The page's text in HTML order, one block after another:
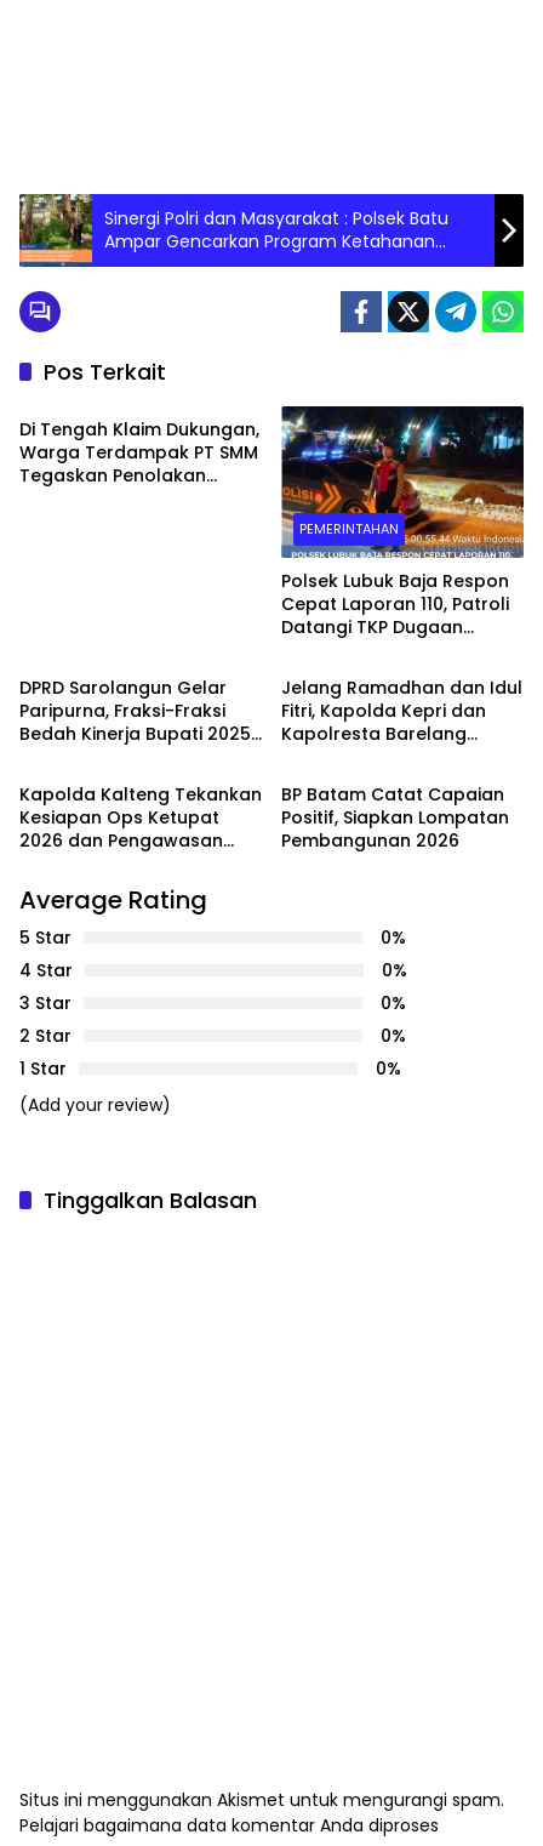
Sinergi Polri dan Masyarakat : Polsek Batu
Ampar Gencarkan Program Ketahanan
Pangan
Pos Terkait
PEMERINTAHAN
Di Tengah Klaim Dukungan,
Warga Terdampak PT SMM
Tegaskan Penolakan
PEMERINTAHAN
Polsek Lubuk Baja Respon
Cepat Laporan 110, Patroli
Datangi TKP Dugaan
DPRD Sarolangun Gelar
Paripurna, Fraksi-Fraksi
Bedah Kinerja Bupati 2025
PEMERINTAHAN
Jelang Ramadhan dan Idul
Fitri, Kapolda Kepri dan
Kapolresta Barelang
PEMERINTAHAN
Kapolda Kalteng Tekankan
Kesiapan Ops Ketupat
2026 dan Pengawasan
PEMERINTAHAN
BP Batam Catat Capaian
Positif, Siapkan Lompatan
Pembangunan 2026
Average Rating
5 Star
0%
4 Star
0%
3 Star
0%
2 Star
0%
1 Star
0%
(Add your review)
Tinggalkan Balasan
Situs ini menggunakan Akismet untuk mengurangi spam.
Pelajari bagaimana data komentar Anda diproses